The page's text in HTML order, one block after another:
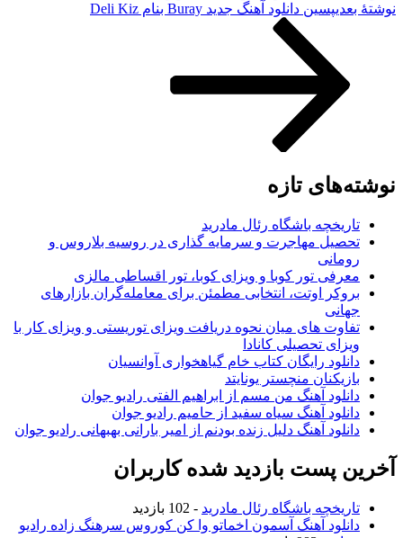
نوشته‌ٔ بعدیپسین دانلود آهنگ جدید Buray بنام Deli Kiz
نوشته‌های تازه
تاریخچه باشگاه رئال مادرید
تحصیل مهاجرت و سرمایه گذاری در روسیه بلاروس و
رومانی
معرفی تور کوبا و ویزای کوبا، تور اقساطی مالزی
بروکر اوتت، انتخابی مطمئن برای معامله‌گران بازارهای
جهانی
تفاوت های میان نحوه دریافت ویزای توریستی و ویزای کار با
ویزای تحصیلی کانادا
دانلود رایگان کتاب خام گیاهخواری آوانسیان
بازیکنان منچستر یونایتد
دانلود آهنگ من مسم از ابراهیم الفتی رادیو جوان
دانلود آهنگ سیاه سفید از حامیم رادیو جوان
دانلود آهنگ دلیل زنده بودنم از امیر بارانی بهبهانی رادیو جوان
آخرین پست بازدید شده کاربران
تاریخچه باشگاه رئال مادرید - 102 بازدید
دانلود آهنگ آسمون اخماتو وا کن کوروس سرهنگ زاده رادیو